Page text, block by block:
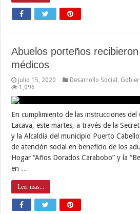
Abuelos porteños
médicos
julio 15, 2020 Desarrollo Social
1,096
En cumplimiento de las instrucciones del
Lacava, este martes, a través de la
y la Alcaldía del municipio Puerto
de atención social en beneficio de los
Hogar “Años Dorados Carabobo” y la
en …
Leer mas...